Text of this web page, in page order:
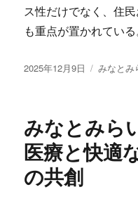
ス性だけでなく、住
も重点が置かれてい
投
2025年12月9日
カ
ー
みなとみ
みなとみら
医療と快適
の共創